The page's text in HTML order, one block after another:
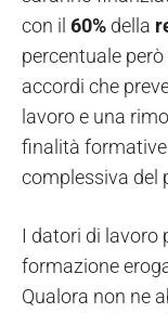
con il 60% della
percentuale però
accordi che
lavoro e una
finalità
complessiva del
I datori di lavoro
formazione
Qualora non ne